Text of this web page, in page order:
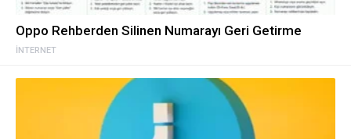
İNTERNET
Oppo Rehberden Silinen Numarayı Geri Getirme